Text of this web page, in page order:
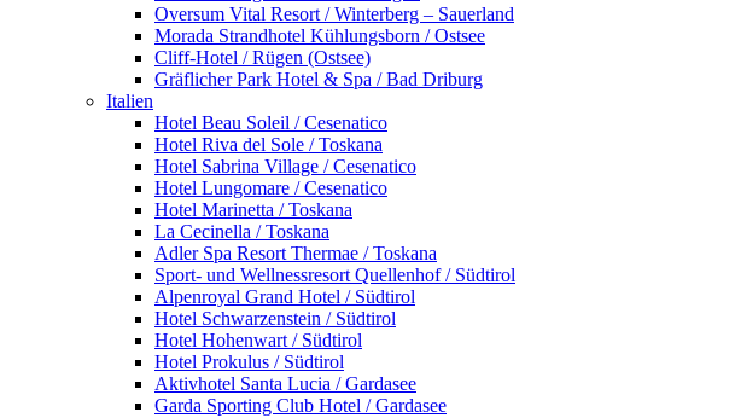
Oversum Vital Resort / Winterberg – Sauerland
Morada Strandhotel Kühlungsborn / Ostsee
Cliff-Hotel / Rügen (Ostsee)
Gräflicher Park Hotel & Spa / Bad Driburg
Italien
Hotel Beau Soleil / Cesenatico
Hotel Riva del Sole / Toskana
Hotel Sabrina Village / Cesenatico
Hotel Lungomare / Cesenatico
Hotel Marinetta / Toskana
La Cecinella / Toskana
Adler Spa Resort Thermae / Toskana
Sport- und Wellnessresort Quellenhof / Südtirol
Alpenroyal Grand Hotel / Südtirol
Hotel Schwarzenstein / Südtirol
Hotel Hohenwart / Südtirol
Hotel Prokulus / Südtirol
Aktivhotel Santa Lucia / Gardasee
Garda Sporting Club Hotel / Gardasee